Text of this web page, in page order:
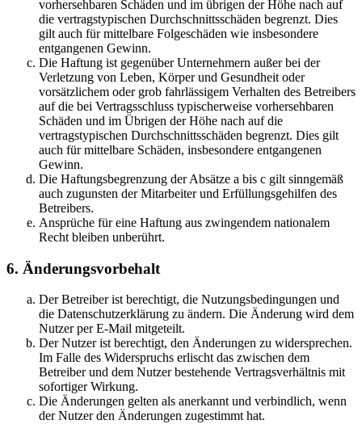
vorhersehbaren Schäden und im übrigen der Höhe nach auf
die vertragstypischen Durchschnittsschäden begrenzt. Dies
gilt auch für mittelbare Folgeschäden wie insbesondere
entgangenen Gewinn.
Die Haftung ist gegenüber Unternehmern außer bei der
Verletzung von Leben, Körper und Gesundheit oder
vorsätzlichem oder grob fahrlässigem Verhalten des Betreibers
auf die bei Vertragsschluss typischerweise vorhersehbaren
Schäden und im Übrigen der Höhe nach auf die
vertragstypischen Durchschnittsschäden begrenzt. Dies gilt
auch für mittelbare Schäden, insbesondere entgangenen
Gewinn.
Die Haftungsbegrenzung der Absätze a bis c gilt sinngemäß
auch zugunsten der Mitarbeiter und Erfüllungsgehilfen des
Betreibers.
Ansprüche für eine Haftung aus zwingendem nationalem
Recht bleiben unberührt.
6. Änderungsvorbehalt
Der Betreiber ist berechtigt, die Nutzungsbedingungen und
die Datenschutzerklärung zu ändern. Die Änderung wird dem
Nutzer per E-Mail mitgeteilt.
Der Nutzer ist berechtigt, den Änderungen zu widersprechen.
Im Falle des Widerspruchs erlischt das zwischen dem
Betreiber und dem Nutzer bestehende Vertragsverhältnis mit
sofortiger Wirkung.
Die Änderungen gelten als anerkannt und verbindlich, wenn
der Nutzer den Änderungen zugestimmt hat.